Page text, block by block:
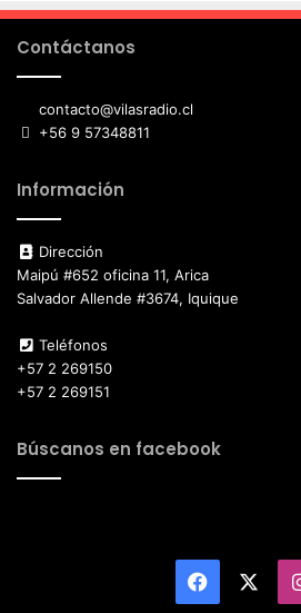
Contáctanos
contacto@vilasradio.cl
+56 9 57348811
Información
Dirección
Maipú #652 oficina 11, Arica
Salvador Allende #3674, Iquique
Teléfonos
+57 2 269150
+57 2 269151
Búscanos en facebook
Facebook